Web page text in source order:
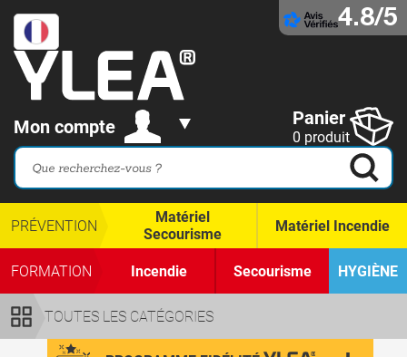
4.8/5
Mon compte Panier
0 produit
TOUTES LES CATÉGORIES
PRÉVENTION
Matériel
Secourisme
Matériel Incendie
FORMATION Incendie Secourisme HYGIÈNE